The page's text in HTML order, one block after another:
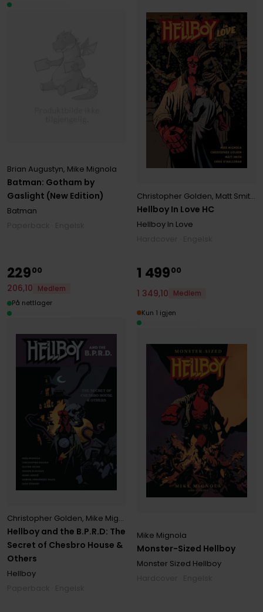
Batman: Gotham by
Gaslight (New Edition)
Brian Augustyn, Mike Mignola
Batman
Hellboy In Love HC
Christopher Golden, Matt Smith
Hellboy In Love
Hellboy and the B.P.R.D: The
Secret of Chesbro House &
Others
Christopher Golden, Mike Mignola
Hellboy
22900
206,10
Medlem
På nettlager
Monster-Sized Hellboy
Mike Mignola
Monster Sized Hellboy
1 49900
1 349,10 Medlem
Kun 1 igjen